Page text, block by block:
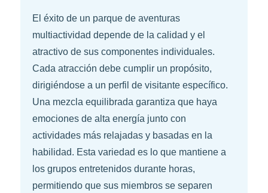
El éxito de un parque de aventuras
multiactividad depende de la calidad y el
atractivo de sus componentes individuales.
Cada atracción debe cumplir un propósito,
dirigiéndose a un perfil de visitante específico.
Una mezcla equilibrada garantiza que haya
emociones de alta energía junto con
actividades más relajadas y basadas en la
habilidad. Esta variedad es lo que mantiene a
los grupos entretenidos durante horas,
permitiendo que sus miembros se separen